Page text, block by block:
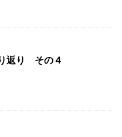
返り その４